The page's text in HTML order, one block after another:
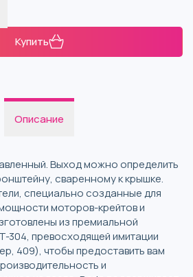
Купить
Описание
Выход можно определить
сваренному к крышке.
специально созданные для
моторов-крейтов и
из премиальной
304, превосходящей имитации
409), чтобы предоставить вам
и